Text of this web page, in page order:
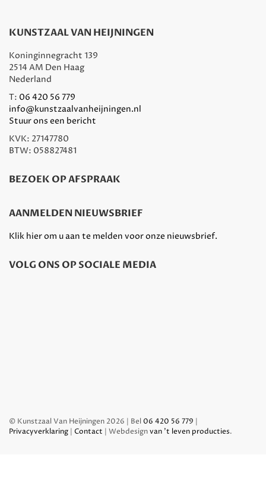
KUNSTZAAL VAN HEIJNINGEN
Koninginnegracht 139
2514 AM Den Haag
Nederland
T: 06 420 56 779
info@kunstzaalvanheijningen.nl
Stuur ons een bericht
KVK: 27147780
BTW: 058827481
BEZOEK OP AFSPRAAK
AANMELDEN NIEUWSBRIEF
Klik hier om u aan te melden voor onze nieuwsbrief.
VOLG ONS OP SOCIALE MEDIA
© Kunstzaal Van Heijningen 2026 | Bel 06 420 56 779 |
Privacyverklaring | Contact | Webdesignvan 't leven producties.